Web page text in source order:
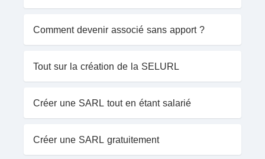
Comment devenir associé sans apport ?
Tout sur la création de la SELURL
Créer une SARL tout en étant salarié
Créer une SARL gratuitement